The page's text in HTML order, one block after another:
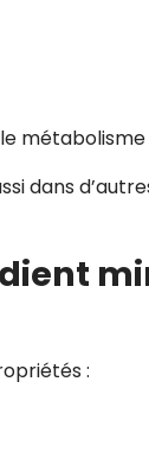
métabolisme
dans
: